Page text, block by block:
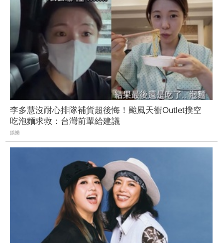
李多慧沒耐心排隊補貨超後悔！颱風天衝Outlet撲空
吃泡麵求救：台灣前輩給建議
娛樂